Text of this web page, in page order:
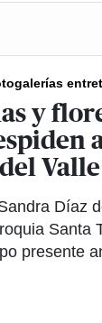
y
Valle
Díaz
Santa
presente